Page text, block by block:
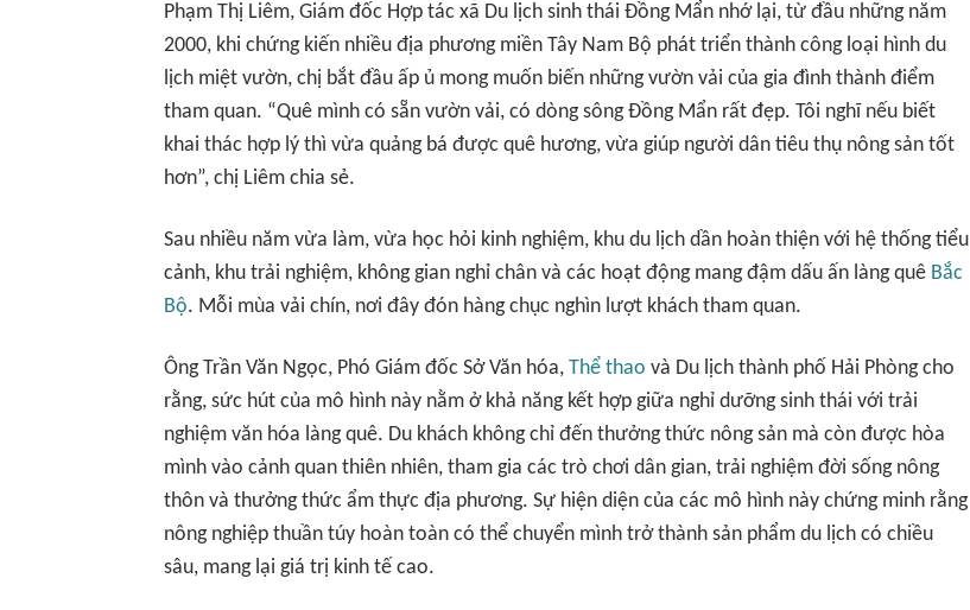
Phạm Thị Liêm, Giám đốc Hợp tác xã Du lịch sinh thái Đồng Mẩn nhớ lại, từ đầu những năm
2000, khi chứng kiến nhiều địa phương miền Tây Nam Bộ phát triển thành công loại hình du
lịch miệt vườn, chị bắt đầu ấp ủ mong muốn biến những vườn vải của gia đình thành điểm
tham quan. “Quê mình có sẵn vườn vải, có dòng sông Đồng Mẩn rất đẹp. Tôi nghĩ nếu biết
khai thác hợp lý thì vừa quảng bá được quê hương, vừa giúp người dân tiêu thụ nông sản tốt
hơn”, chị Liêm chia sẻ.
Sau nhiều năm vừa làm, vừa học hỏi kinh nghiệm, khu du lịch dần hoàn thiện với hệ thống tiểu
cảnh, khu trải nghiệm, không gian nghỉ chân và các hoạt động mang đậm dấu ấn làng quê Bắc
Bộ. Mỗi mùa vải chín, nơi đây đón hàng chục nghìn lượt khách tham quan.
Ông Trần Văn Ngọc, Phó Giám đốc Sở Văn hóa, Thể thao và Du lịch thành phố Hải Phòng cho
rằng, sức hút của mô hình này nằm ở khả năng kết hợp giữa nghỉ dưỡng sinh thái với trải
nghiệm văn hóa làng quê. Du khách không chỉ đến thưởng thức nông sản mà còn được hòa
mình vào cảnh quan thiên nhiên, tham gia các trò chơi dân gian, trải nghiệm đời sống nông
thôn và thưởng thức ẩm thực địa phương. Sự hiện diện của các mô hình này chứng minh rằng
nông nghiệp thuần túy hoàn toàn có thể chuyển mình trở thành sản phẩm du lịch có chiều
sâu, mang lại giá trị kinh tế cao.